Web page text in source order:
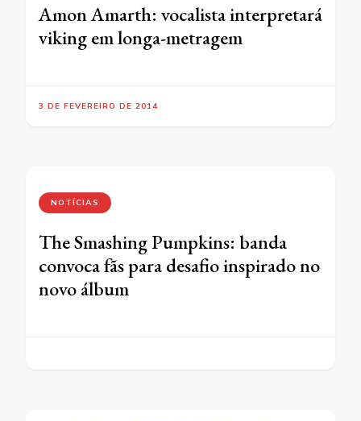
Amon Amarth: vocalista interpretará
viking em longa-metragem
3 DE FEVEREIRO DE 2014
NOTÍCIAS
The Smashing Pumpkins: banda
convoca fãs para desafio inspirado no
novo álbum